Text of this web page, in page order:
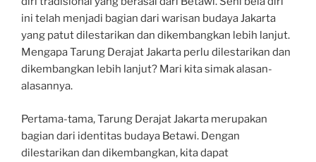
ini telah menjadi bagian dari warisan budaya Jakarta
yang patut dilestarikan dan dikembangkan lebih lanjut.
Mengapa Tarung Derajat Jakarta perlu dilestarikan dan
dikembangkan lebih lanjut? Mari kita simak alasan-
alasannya.
Pertama-tama, Tarung Derajat Jakarta merupakan
bagian dari identitas budaya Betawi. Dengan
dilestarikan dan dikembangkan, kita dapat